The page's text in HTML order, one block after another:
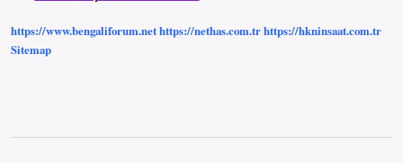
https://www.bengaliforum.nethttps://nethas.com.trhttps://hkninsaat.com.tr
Sitemap